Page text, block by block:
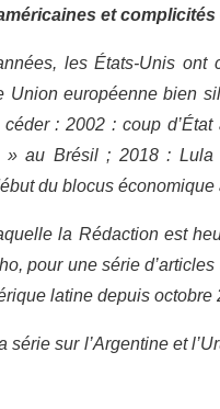
et
les États-Unis
Union européenne bien
: 2002 : coup
» au Brésil ; 2018 :
du blocus
la Rédaction est
pour une série
latine depuis
série sur l’Argentine et